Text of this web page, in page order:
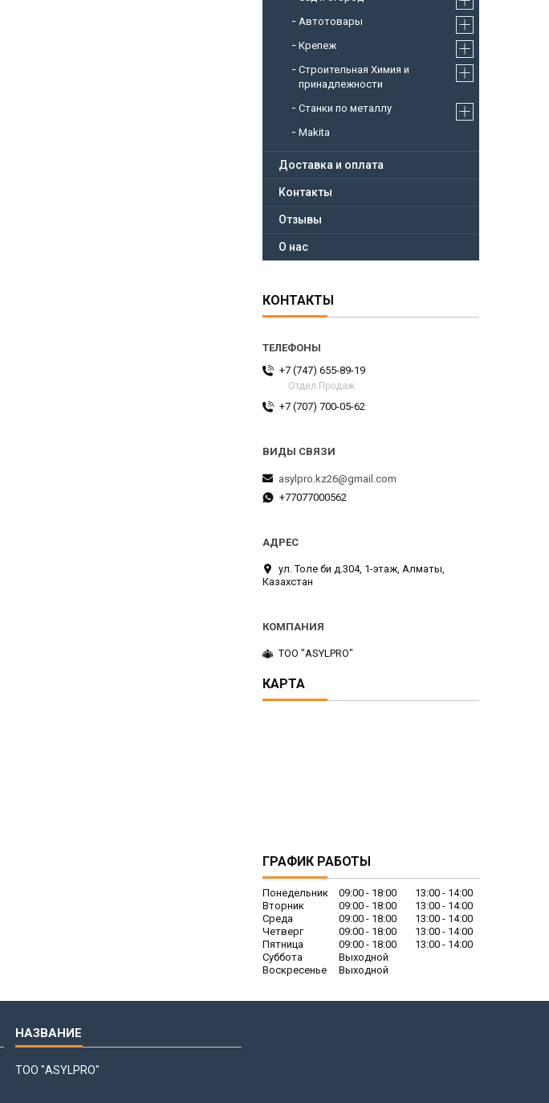
Автотовары
Крепеж
Строительная Химия и
принадлежности
Станки по металлу
Makita
Доставка и оплата
Контакты
Отзывы
О нас
КОНТАКТЫ
+7 (747) 655-89-19
Отдел Продаж
+7 (707) 700-05-62
asylpro.kz26@gmail.com
+77077000562
ул. Толе би д.304, 1-этаж, Алматы,
Казахстан
ТОО "ASYLPRO"
КАРТА
ГРАФИК РАБОТЫ
Понедельник 09:00 18:00 13:00
14:00
Вторник
09:00 18:00 13:00
14:00
Среда
09:00 18:00 13:00
14:00
Четверг
09:00 18:00 13:00
14:00
Пятница
09:00 18:00 13:00
14:00
Суббота
Выходной
Воскресенье
Выходной
ТОО "ASYLPRO"